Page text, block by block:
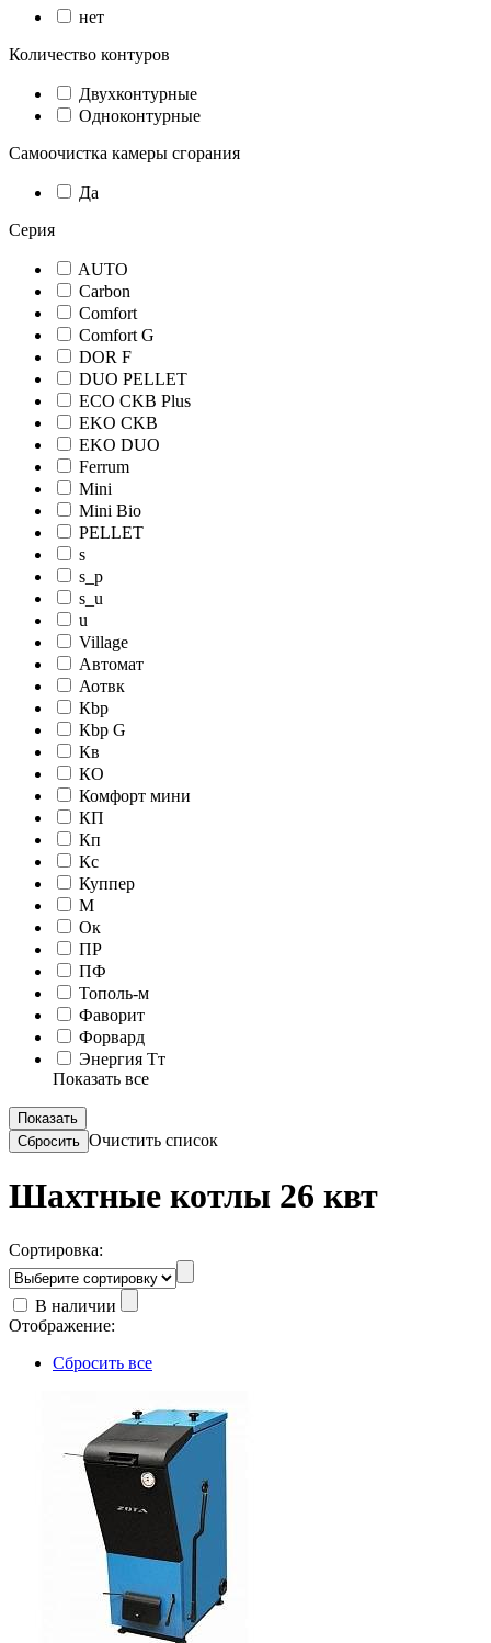
нет
Количество контуров
Двухконтурные
Одноконтурные
Самоочистка камеры сгорания
Да
Серия
AUTO
Carbon
Comfort
Comfort G
DOR F
DUO PELLET
ECO CKB Plus
EKO CKB
EKO DUO
Ferrum
Mini
Mini Bio
PELLET
s
s_p
s_u
u
Village
Автомат
Аотвк
Кbр
Кbр G
Кв
КО
Комфорт мини
КП
Кп
Кс
Куппер
М
Ок
ПР
ПФ
Тополь-м
Фаворит
Форвард
Энергия Тт
Показать все
Очистить список
Шахтные котлы 26 квт
Сортировка:
В наличии
Отображение:
Сбросить все